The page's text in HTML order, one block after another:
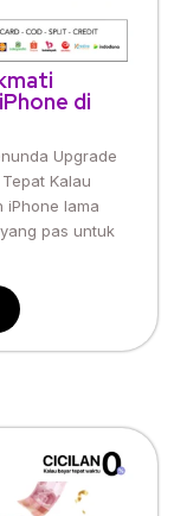
di
Upgrade
Kalau
iPhone lama
pas untuk